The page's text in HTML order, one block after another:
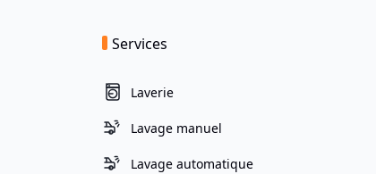
Services
Laverie
Lavage manuel
Lavage automatique